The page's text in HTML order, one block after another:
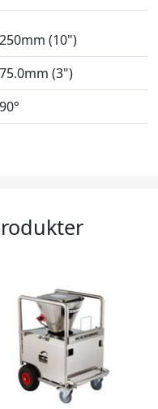
250mm (10")
75.0mm (3")
90°